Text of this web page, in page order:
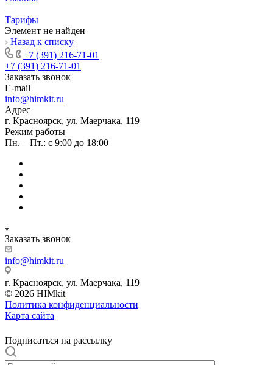
—
Тарифы
Элемент не найден
Назад к списку
+7 (391) 216-71-01
+7 (391) 216-71-01
Заказать звонок
E-mail
info@himkit.ru
Адрес
г. Красноярск, ул. Маерчака, 119
Режим работы
Пн. – Пт.: с 9:00 до 18:00
Заказать звонок
info@himkit.ru
г. Красноярск, ул. Маерчака, 119
© 2026 HIMkit
Политика конфиденциальности
Карта сайта
Подписаться на рассылку